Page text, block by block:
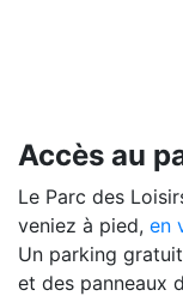
Accès au
Le Parc des
veniez à pied, en
Un parking
et des panneaux